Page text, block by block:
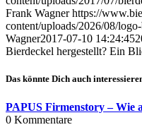
Frank Wagner https://
content/uploads/2026/08/
Wagner2017-07-10 14:24:45
Bierdeckel hergestellt? Ein
Das könnte Dich auch
PAPUS Firmenstory – Wie
0 Kommentare